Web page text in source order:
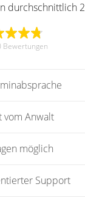
durchschnittlich
Bewertungen
vom Anwalt
möglich
Support